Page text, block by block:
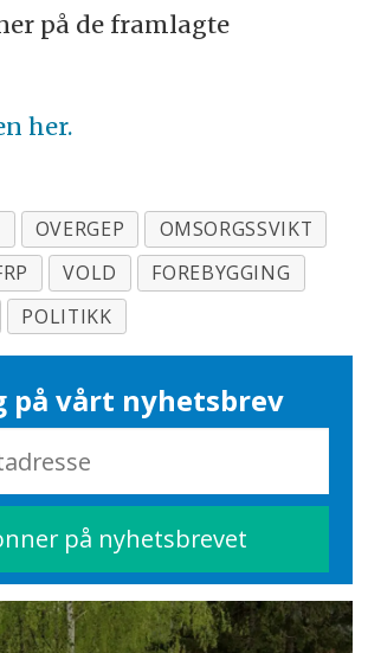
på de framlagte
her.
OVERGEP
OMSORGSSVIKT
VOLD
FOREBYGGING
POLITIKK
på vårt nyhetsbrev